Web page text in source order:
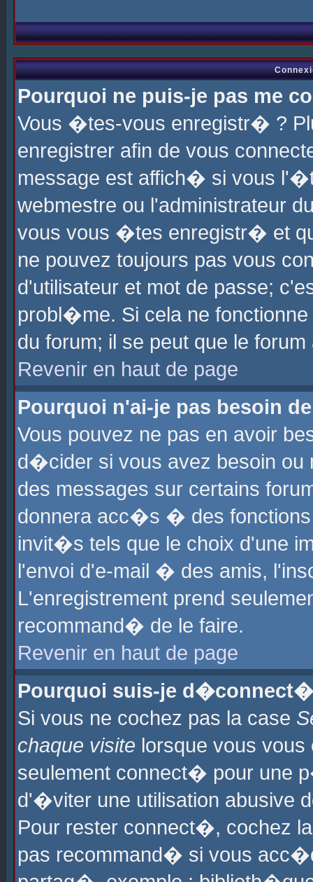
Pourquoi ne puis-je pas me
Vous �tes-vous enregistr� ?
enregistrer afin de vous
message est affich� si vous
webmestre ou l'administrateur
vous vous �tes enregistr� et
ne pouvez toujours pas vous
d'utilisateur et mot de passe;
probl�me. Si cela ne
du forum; il se peut que le
Revenir en haut de page
Pourquoi n'ai-je pas besoin
Vous pouvez ne pas en avoir
d�cider si vous avez besoin ou
des messages sur certains
donnera acc�s � des fonctions
invit�s tels que le choix d'une
l'envoi d'e-mail � des amis,
L'enregistrement prend
recommand� de le faire.
Revenir en haut de page
Pourquoi suis-je
Si vous ne cochez pas la case
chaque visite lorsque vous
seulement connect� pour une
d'�viter une utilisation abusive
Pour rester connect�, cochez
pas recommand� si vous